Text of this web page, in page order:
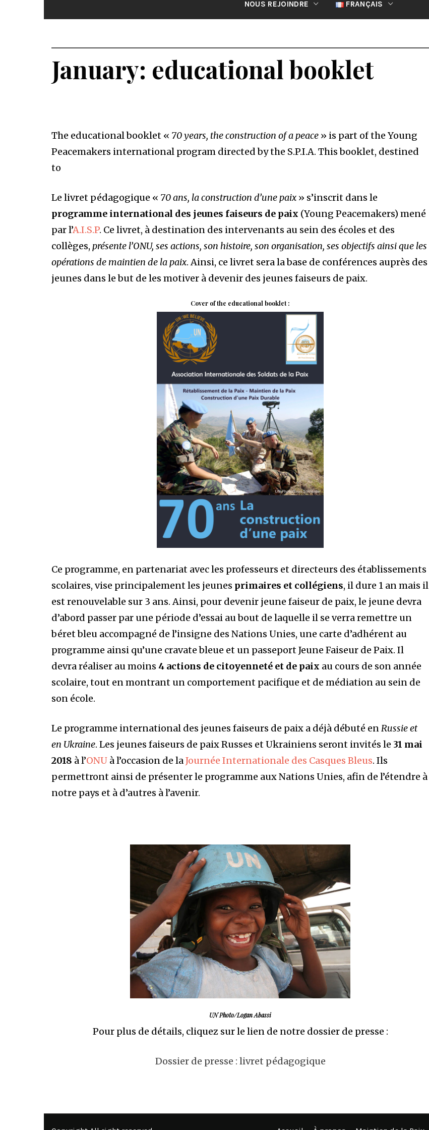
NOUS REJOINDRE FRANÇAIS
January: educational booklet
The educational booklet « 70 years, the construction of a peace » is part of the Young
Peacemakers international program directed by the S.P.I.A. This booklet, destined
to
Le livret pédagogique « 70 ans, la construction d’une paix » s’inscrit dans le
programme international des jeunes faiseurs de paix (Young Peacemakers) mené
par l’A.I.S.P. Ce livret, à destination des intervenants au sein des écoles et des
collèges, présente l’ONU, ses actions, son histoire, son organisation, ses objectifs ainsi que les
opérations de maintien de la paix. Ainsi, ce livret sera la base de conférences auprès des
jeunes dans le but de les motiver à devenir des jeunes faiseurs de paix.
Cover of the educational booklet :
Ce programme, en partenariat avec les professeurs et directeurs des établissements
scolaires, vise principalement les jeunes primaires et collégiens, il dure 1 an mais il
est renouvelable sur 3 ans. Ainsi, pour devenir jeune faiseur de paix, le jeune devra
d’abord passer par une période d’essai au bout de laquelle il se verra remettre un
béret bleu accompagné de l’insigne des Nations Unies, une carte d’adhérent au
programme ainsi qu’une cravate bleue et un passeport Jeune Faiseur de Paix. Il
devra réaliser au moins 4 actions de citoyenneté et de paix au cours de son année
scolaire, tout en montrant un comportement pacifique et de médiation au sein de
son école.
Le programme international des jeunes faiseurs de paix a déjà débuté enRussie et
en Ukraine. Les jeunes faiseurs de paix Russes et Ukrainiens seront invités le 31 mai
2018 à l’ONU à l’occasion de laJournée Internationale des Casques Bleus. Ils
permettront ainsi de présenter le programme aux Nations Unies, afin de l’étendre à
notre pays et à d’autres à l’avenir.
UN Photo/Logan Abassi
Pour plus de détails, cliquez sur le lien de notre dossier de presse :
Dossier de presse : livret pédagogique